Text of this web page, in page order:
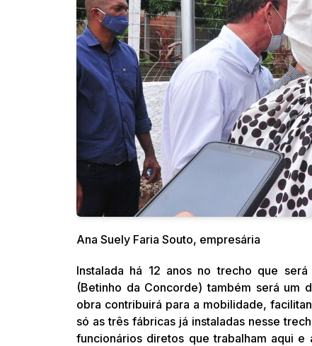
Ana Suely Faria Souto, empresária
Instalada há 12 anos no trecho que
(Betinho da Concorde) também será um
obra contribuirá para a mobilidade,
só as três fábricas já instaladas nesse
funcionários diretos que trabalham aqui